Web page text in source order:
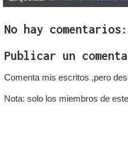
No hay comentarios:
Publicar un
Comenta mis escritos ,pero
Nota: solo los miembros de